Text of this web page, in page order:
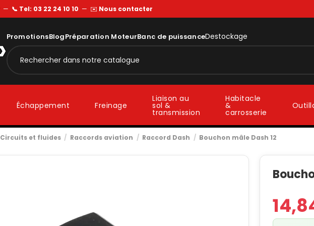
— 📞 Tel: 03 22 24 10 10 — ✉️ Nous contacter
PromotionsBlogPréparation MoteurBanc de puissanceDestockage
Échappement Freinage
Liaison au
sol &
transmission
Habitacle
&
carrosserie
Circuits et fluides Raccords aviation Raccord Dash Bouchon mâle Dash 12